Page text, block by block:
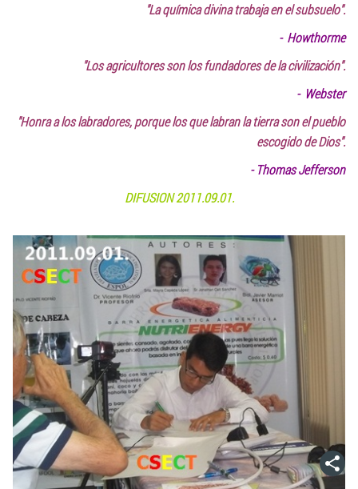
"La química divina trabaja en el subsuelo".
- Howthorme
"Los agricultores son los fundadores de la civilización".
- Webster
"Honra a los labradores, porque los que labran la tierra son el pueblo
escogido de Dios".
- Thomas Jefferson
DIFUSION 2011.09.01.